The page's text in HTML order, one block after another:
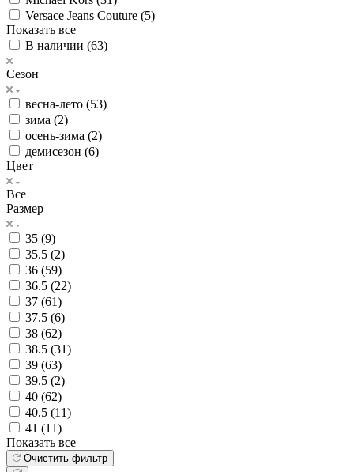
Versace Jeans Couture (5)
Показать все
В наличии (63)
Сезон
весна-лето (53)
зима (2)
осень-зима (2)
демисезон (6)
Цвет
Все
Размер
35 (9)
35.5 (2)
36 (59)
36.5 (22)
37 (61)
37.5 (6)
38 (62)
38.5 (31)
39 (63)
39.5 (2)
40 (62)
40.5 (11)
41 (11)
Показать все
Очистить фильтр